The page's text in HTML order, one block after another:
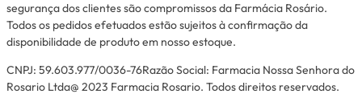
segurança dos clientes são compromissos da Farmácia Rosário.
Todos os pedidos efetuados estão sujeitos à confirmação da
disponibilidade de produto em nosso estoque.
CNPJ: 59.603.977/0036-76Razão Social: Farmacia Nossa Senhora do
Rosario Ltda@ 2023 Farmacia Rosario. Todos direitos reservados.